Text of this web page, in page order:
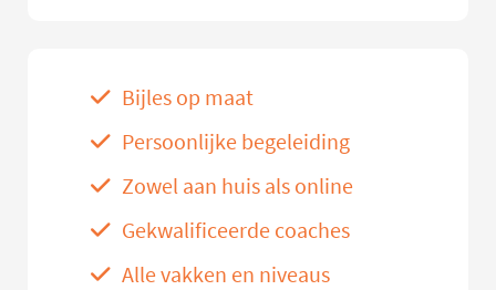
Bijles op maat
Persoonlijke begeleiding
Zowel aan huis als online
Gekwalificeerde coaches
Alle vakken en niveaus